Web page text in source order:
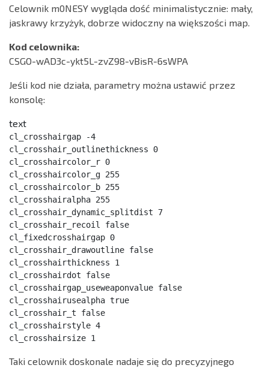
Celownik m0NESY wygląda dość minimalistycznie: mały,
jaskrawy krzyżyk, dobrze widoczny na większości map.
Kod celownika:
CSGO-wAD3c-ykt5L-zvZ98-vBisR-6sWPA
Jeśli kod nie działa, parametry można ustawić przez
konsolę:
text
cl_crosshairgap -4
cl_crosshair_outlinethickness 0
cl_crosshaircolor_r 0
cl_crosshaircolor_g 255
cl_crosshaircolor_b 255
cl_crosshairalpha 255
cl_crosshair_dynamic_splitdist 7
cl_crosshair_recoil false
cl_fixedcrosshairgap 0
cl_crosshair_drawoutline false
cl_crosshairthickness 1
cl_crosshairdot false
cl_crosshairgap_useweaponvalue false
cl_crosshairusealpha true
cl_crosshair_t false
cl_crosshairstyle 4
cl_crosshairsize 1
Taki celownik doskonale nadaje się do precyzyjnego